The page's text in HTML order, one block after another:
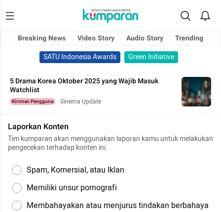
Breaking News Video Story Audio Story
Trending
SATU Indonesia Awards
Green Initiative
5 Drama Korea Oktober 2025 yang Wajib Masuk
Watchlist
Kiriman Pengguna Sinema Update
Laporkan Konten
Tim kumparan akan menggunakan laporan kamu untuk melakukan
pengecekan terhadap konten ini.
Spam, Komersial, atau Iklan
Memiliki unsur pornografi
Membahayakan atau menjurus tindakan berbahaya